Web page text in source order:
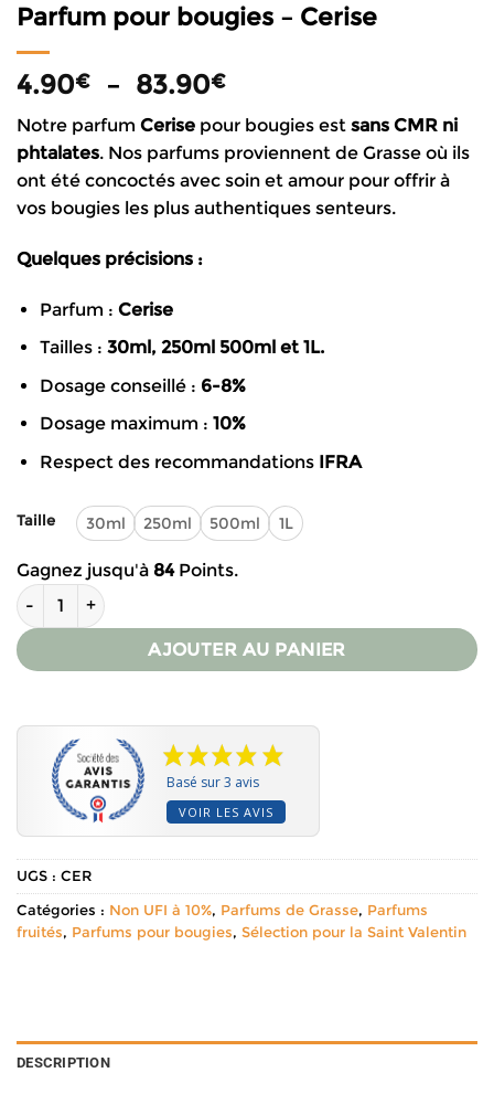
Parfum pour bougies – Cerise
4.90€ – 83.90€Plage
de
prix :
4.90€
à
83.90€
Notre parfum Cerise pour bougies est sans CMR ni
phtalates. Nos parfums proviennent de Grasse où ils
ont été concoctés avec soin et amour pour offrir à
vos bougies les plus authentiques senteurs.
Quelques précisions :
Parfum : Cerise
Tailles : 30ml, 250ml 500ml et 1L.
Dosage conseillé : 6-8%
Dosage maximum : 10%
Respect des recommandations IFRA
Taille 30ml 250ml 500ml 1L
Gagnez jusqu'à 84Points.
quantité de Parfum pour bougies - Cerise
AJOUTER AU PANIER
Basé sur 3 avis
VOIR LES AVIS
UGS : CER
Catégories : Non UFI à 10%, Parfums de Grasse, Parfums
fruités, Parfums pour bougies, Sélection pour la Saint Valentin
DESCRIPTION